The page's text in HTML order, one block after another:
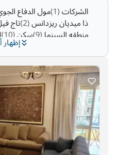
إظهار
الشركات(1) مول الدفاع
ذا ميديان ريزدانس(2) تاج
منطقه السينما(9) سكن(10)
زهراء مدينة
رابعه العدويه(20) منطقة 7 (23)
منطقة 9 (49) مساكن
منطقة 8 (124) المنطقة
جاردينيا سيتي(162) الجولف
المنطقة السادسة(286) الحى 10
تاج سيتي(1355)